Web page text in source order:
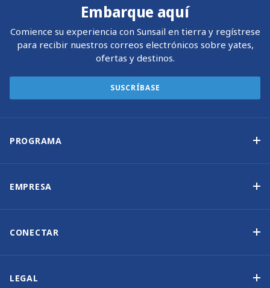
Embarque aquí
Comience su experiencia con Sunsail en tierra y regístrese
para recibir nuestros correos electrónicos sobre yates,
ofertas y destinos.
SUSCRÍBASE
PROGRAMA
EMPRESA
CONECTAR
LEGAL